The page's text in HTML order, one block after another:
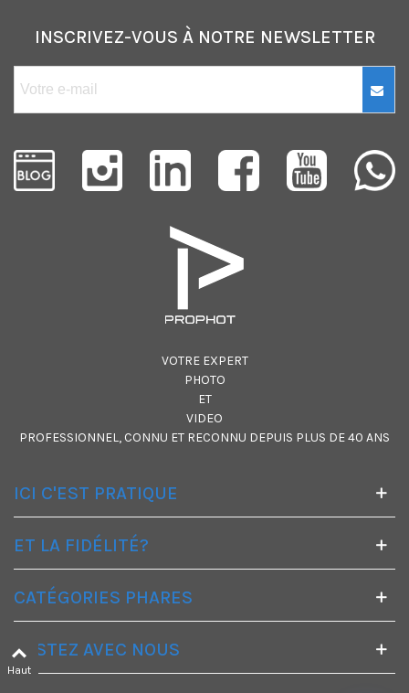
INSCRIVEZ-VOUS À NOTRE NEWSLETTER
VOTRE EXPERT
PHOTO
ET
VIDEO
PROFESSIONNEL, CONNU ET RECONNU DEPUIS PLUS DE 40 ANS
ICI C'EST PRATIQUE
ET LA FIDÉLITÉ?
CATÉGORIES PHARES
RESTEZ AVEC NOUS
Haut